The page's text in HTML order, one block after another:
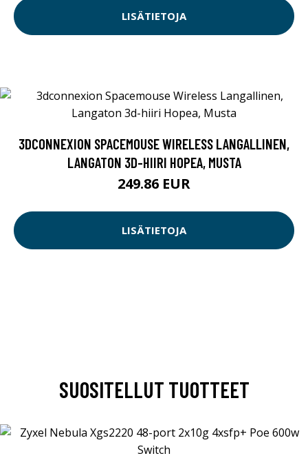
LISÄTIETOJA
3DCONNEXION SPACEMOUSE WIRELESS LANGALLINEN,
LANGATON 3D-HIIRI HOPEA, MUSTA
249.86 EUR
LISÄTIETOJA
SUOSITELLUT TUOTTEET